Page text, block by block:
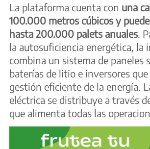
La plataforma cuenta con una
100.000 metros cúbicos y
hasta 200.000 palets anuales.
la autosuficiencia energética, la
combina un sistema de paneles
baterías de litio e inversores
gestión eficiente de la energía.
eléctrica se distribuye a través
que alimenta todas las